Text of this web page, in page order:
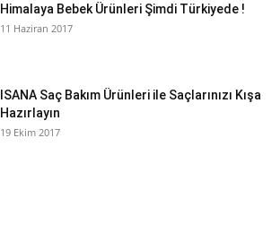
Himalaya Bebek Ürünleri Şimdi Türkiyede !
11 Haziran 2017
ISANA Saç Bakım Ürünleri ile Saçlarınızı Kışa
Hazırlayın
19 Ekim 2017